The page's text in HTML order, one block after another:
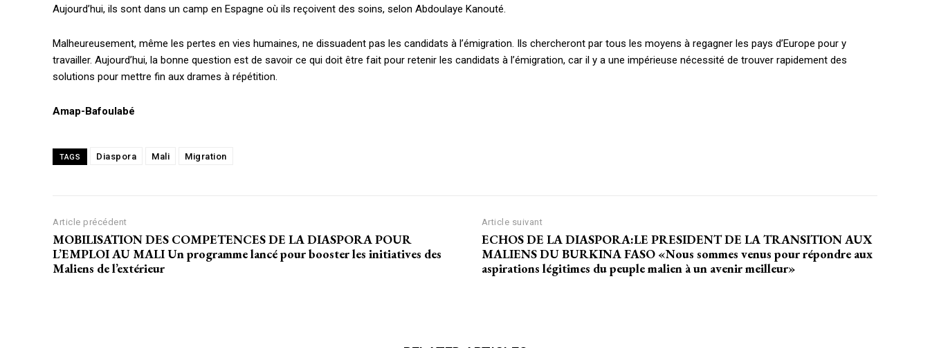
Accès gratuit
Le magazine
Annonces
Aujourd’hui, ils sont dans un camp en Espagne où ils reçoivent des soins, selon Abdoulaye Kanouté.
Malheureusement, même les pertes en vies humaines, ne dissuadent pas les candidats à l’émigration. Ils chercheront par tous les moyens à regagner les pays d’Europe pour y
travailler. Aujourd’hui, la bonne question est de savoir ce qui doit être fait pour retenir les candidats à l’émigration, car il y a une impérieuse nécessité de trouver rapidement des
solutions pour mettre fin aux drames à répétition.
Amap-Bafoulabé
TAGS Diaspora Mali Migration
Article précédent
MOBILISATION DES COMPETENCES DE LA DIASPORA POUR
L’EMPLOI AU MALI Un programme lancé pour booster les initiatives des
Maliens de l’extérieur
Article suivant
ECHOS DE LA DIASPORA:LE PRESIDENT DE LA TRANSITION AUX
MALIENS DU BURKINA FASO «Nous sommes venus pour répondre aux
aspirations légitimes du peuple malien à un avenir meilleur»